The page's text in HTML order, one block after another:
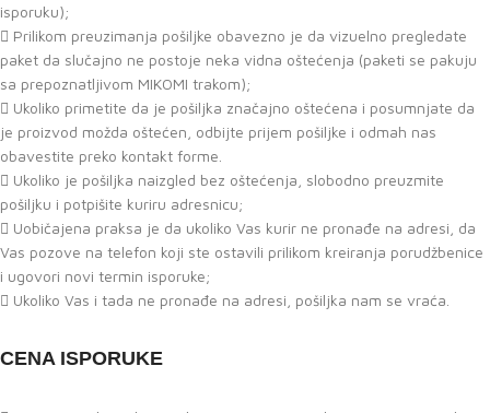
isporuku);
Prilikom preuzimanja pošiljke obavezno je da vizuelno pregledate
paket da slučajno ne postoje neka vidna oštećenja (paketi se pakuju
sa prepoznatljivom MIKOMI trakom);
Ukoliko primetite da je pošiljka značajno oštećena i posumnjate da
je proizvod možda oštećen, odbijte prijem pošiljke i odmah nas
obavestite preko kontakt forme.
Ukoliko je pošiljka naizgled bez oštećenja, slobodno preuzmite
pošiljku i potpišite kuriru adresnicu;
Uobičajena praksa je da ukoliko Vas kurir ne pronađe na adresi, da
Vas pozove na telefon koji ste ostavili prilikom kreiranja porudžbenice
i ugovori novi termin isporuke;
Ukoliko Vas i tada ne pronađe na adresi, pošiljka nam se vraća.
CENA ISPORUKE